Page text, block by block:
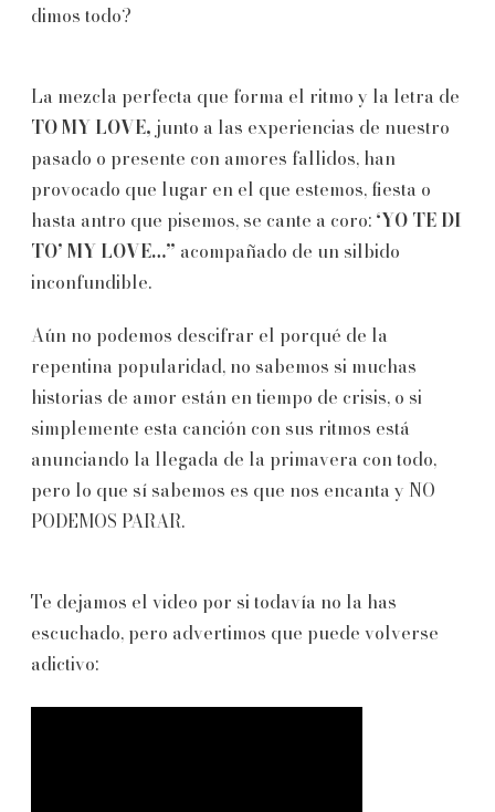
dimos todo?
La mezcla perfecta que forma el ritmo y la letra de
TO MY LOVE, junto a las experiencias de nuestro
pasado o presente con amores fallidos, han
provocado que lugar en el que estemos, fiesta o
hasta antro que pisemos, se cante a coro: ‘YO TE DI
TO’ MY LOVE…” acompañado de un silbido
inconfundible.
Aún no podemos descifrar el porqué de la
repentina popularidad, no sabemos si muchas
historias de amor están en tiempo de crisis, o si
simplemente esta canción con sus ritmos está
anunciando la llegada de la primavera con todo,
pero lo que sí sabemos es que nos encanta y NO
PODEMOS PARAR.
Te dejamos el video por si todavía no la has
escuchado, pero advertimos que puede volverse
adictivo: